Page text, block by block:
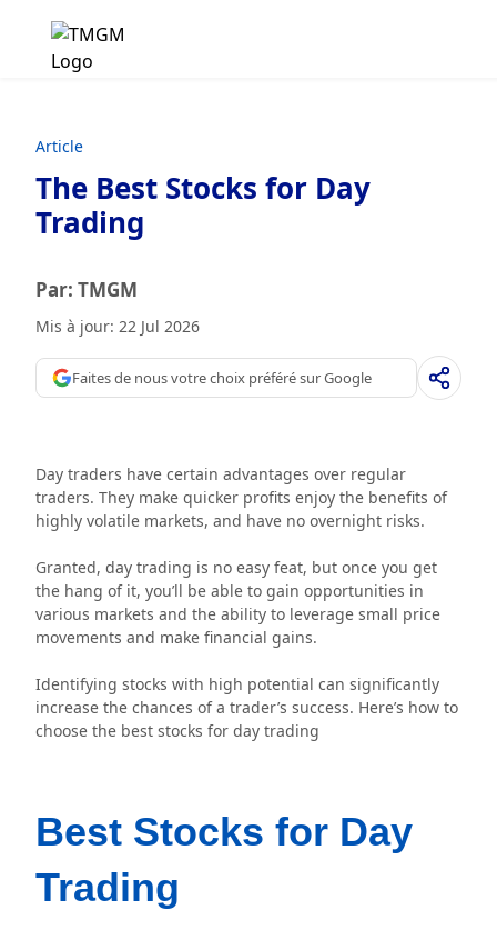
Article
The Best Stocks for Day
Trading
Par: TMGM
Mis à jour: 22 Jul 2026
Faites de nous votre choix préféré sur Google
Day traders have certain advantages over regular
traders. They make quicker profits enjoy the benefits of
highly volatile markets, and have no overnight risks.
Granted, day trading is no easy feat, but once you get
the hang of it, you’ll be able to gain opportunities in
various markets and the ability to leverage small price
movements and make financial gains.
Identifying stocks with high potential can significantly
increase the chances of a trader’s success. Here’s how to
choose the best stocks for day trading
Best Stocks for Day
Trading